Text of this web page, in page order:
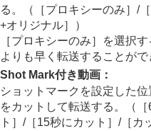
る。（
［プロキシーのみ］ /
+オリジナル］
）
［プロキシーのみ］
を選択
よりも早く転送することがで
Shot Mark付き動画 ：
ショットマークを設定した
をカットして転送する。（
ト］ /［15秒にカット］ /［カ